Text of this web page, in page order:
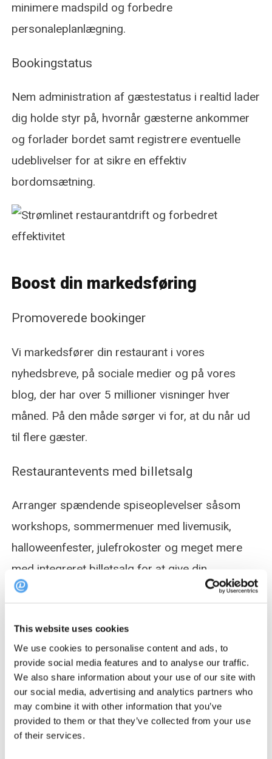
This website uses cookies
We use cookies to personalise content and ads, to
provide social media features and to analyse our traffic.
We also share information about your use of our site with
our social media, advertising and analytics partners who
may combine it with other information that you’ve
provided to them or that they’ve collected from your use
of their services.
minimere madspild og forbedre
personaleplanlægning.
Bookingstatus
Nem administration af gæstestatus i realtid lader
dig holde styr på, hvornår gæsterne ankommer
og forlader bordet samt registrere eventuelle
udeblivelser for at sikre en effektiv
bordomsætning.
Boost din markedsføring
Promoverede bookinger
Vi markedsfører din restaurant i vores
nyhedsbreve, på sociale medier og på vores
blog, der har over 5 millioner visninger hver
måned. På den måde sørger vi for, at du når ud
til flere gæster.
Restaurantevents med billetsalg
Arranger spændende spiseoplevelser såsom
workshops, sommermenuer med livemusik,
halloweenfester, julefrokoster og meget mere
med integreret billetsalg for at give din
omsætning et boost.
En bedre gæsteoplevelse med
personlig kommunikation
Gæsteanmeldelser online:Indsaml online